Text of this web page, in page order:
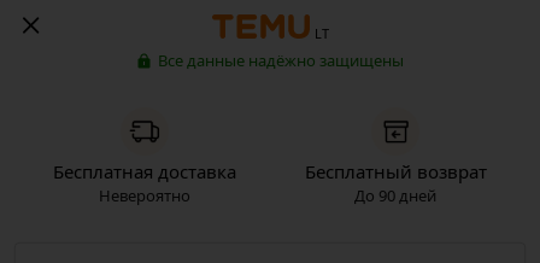
LT
Все данные надёжно защищены
Бесплатная доставка
Невероятно
Бесплатный возврат
До 90 дней